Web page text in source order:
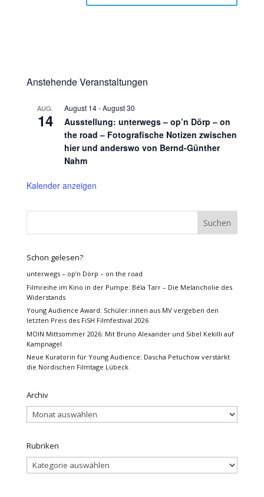
Anstehende Veranstaltungen
AUG.
14
August 14-August 30
Ausstellung: unterwegs – op’n Dörp – on
the road – Fotografische Notizen zwischen
hier und anderswo von Bernd-Günther
Nahm
Kalender anzeigen
Schon gelesen?
unterwegs – op’n Dörp – on the road
Filmreihe im Kino in der Pumpe: Béla Tarr – Die Melancholie des
Widerstands
Young Audience Award: Schüler:innen aus MV vergeben den
letzten Preis des FiSH Filmfestival 2026
MOIN Mittsommer 2026: Mit Bruno Alexander und Sibel Kekilli auf
Kampnagel
Neue Kuratorin für Young Audience: Dascha Petuchow verstärkt
die Nordischen Filmtage Lübeck
Archiv
Archiv
Rubriken
Rubriken